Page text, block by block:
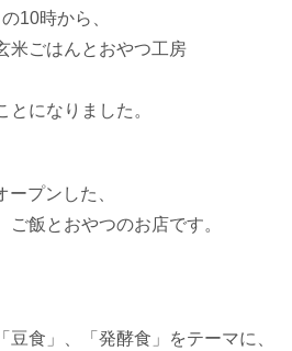
10時から、
米ごはんとおやつ工房
とになりました。
プンした、
ご飯とおやつのお店です。
豆食」、「発酵食」をテーマに、